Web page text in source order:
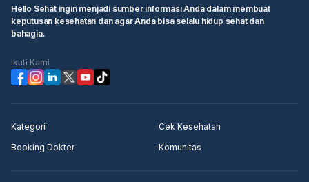
Hello Sehat ingin menjadi sumber informasi Anda dalam membuat
keputusan kesehatan dan agar Anda bisa selalu hidup sehat dan
bahagia.
Ikuti Kami
Kategori
Cek Kesehatan
Booking Dokter
Komunitas